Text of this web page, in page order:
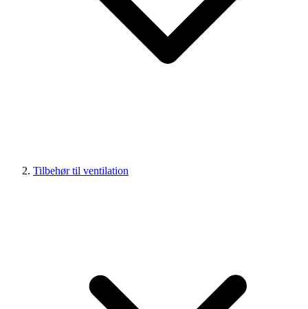
Tilbehør til ventilation